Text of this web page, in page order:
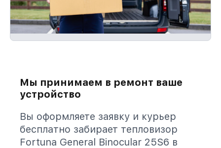
Мы принимаем в ремонт ваше
устройство
Вы оформляете заявку и курьер
бесплатно забирает тепловизор
Fortuna General Binocular 25S6 в